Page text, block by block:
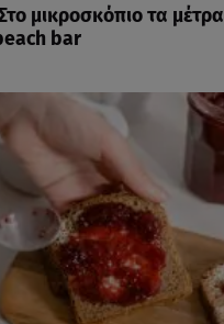
μικροσκόπιο τα μέτρα
bar